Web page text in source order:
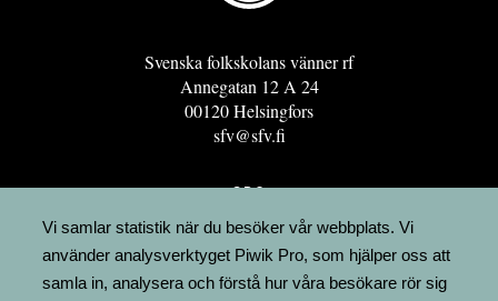
Svenska folkskolans vänner rf
Annegatan 12 A 24
00120 Helsingfors
sfv@sfv.fi
GRO
FÖRENINGSRESURSEN
MINNESRUNOR.FI
UPPSLAGSVERKET FINLAND
Vi samlar statistik när du besöker vår webbplats. Vi
använder analysverktyget Piwik Pro, som hjälper oss att
samla in, analysera och förstå hur våra besökare rör sig